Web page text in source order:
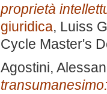
proprietà
giuridica, Luiss
Cycle Master's
Agostini,